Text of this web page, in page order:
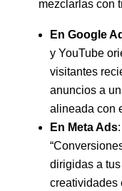
mezclarlas con
En Google
y YouTube
visitantes
anuncios a
alineada con
En Meta Ads
dirigidas a
creatividades